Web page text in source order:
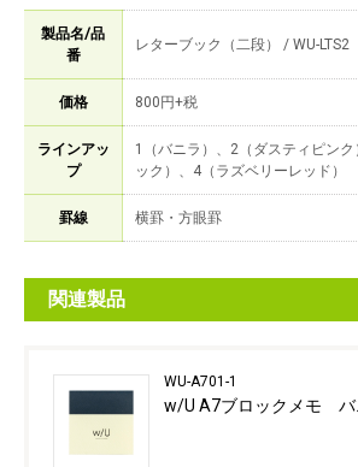
製品名/品
番
レターブック（二段） / WU-LTS2
価格 800円+税
ラインアッ
プ
1（バニラ）、2（ダスティピン
ック）、4（ラズベリーレッド）
罫線 横罫・方眼罫
関連製品
WU-A701-1
w/U A7ブロックメモ バ